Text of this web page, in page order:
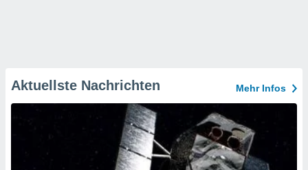
Aktuellste Nachrichten Mehr Infos